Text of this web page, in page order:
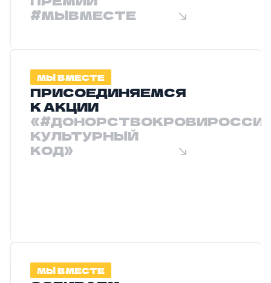
#МЫВМЕСТЕ
МЫ ВМЕСТЕ
ПРИСОЕДИНЯЕМСЯ
К АКЦИИ
КУЛЬТУРНЫЙ
КОД»
МЫ ВМЕСТЕ